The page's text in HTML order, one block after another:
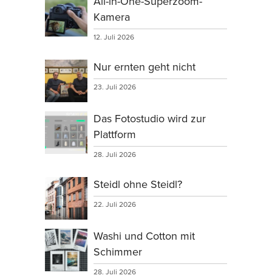
Kamera
12. Juli 2026
Nur ernten geht nicht
23. Juli 2026
Das Fotostudio wird zur
Plattform
28. Juli 2026
Steidl ohne Steidl?
22. Juli 2026
Washi und Cotton mit
Schimmer
28. Juli 2026